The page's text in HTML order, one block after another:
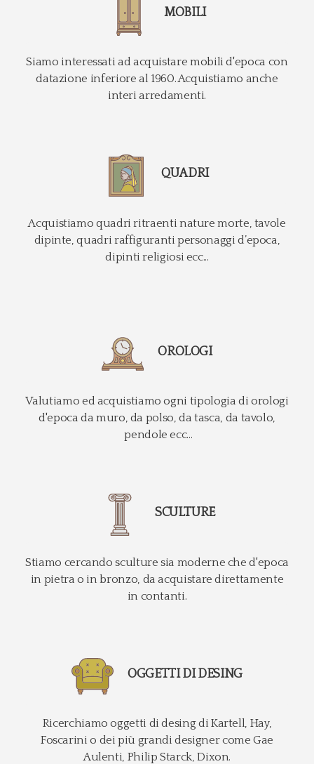
MOBILI
Siamo interessati ad acquistare mobili d'epoca con
datazione inferiore al 1960. Acquistiamo anche
interi arredamenti.
QUADRI
Acquistiamo quadri ritraenti nature morte, tavole
dipinte, quadri raffiguranti personaggi d’epoca,
dipinti religiosi ecc...
OROLOGI
Valutiamo ed acquistiamo ogni tipologia di orologi
d'epoca da muro, da polso, da tasca, da tavolo,
pendole ecc...
SCULTURE
Stiamo cercando sculture sia moderne che d'epoca
in pietra o in bronzo, da acquistare direttamente
in contanti.
OGGETTI DI DESING
Ricerchiamo oggetti di desing di Kartell, Hay,
Foscarini o dei più grandi designer come Gae
Aulenti, Philip Starck, Dixon.